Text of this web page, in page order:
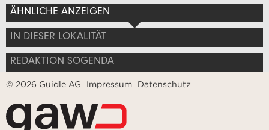
* Eingabe erforderlich
Zur Qualitätssicherung wird eine Kopie der E-Mail an
guidle übermittelt.
Adresse
ÄHNLICHE ANZEIGEN
IN DIESER LOKALITÄT
REDAKTION SOGENDA
© 2026 Guidle AG Impressum Datenschutz